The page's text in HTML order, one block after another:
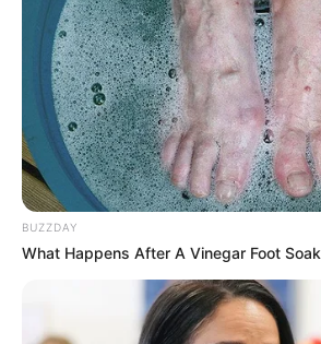
BUZZDAY
What Happens After A Vinegar Foot Soak